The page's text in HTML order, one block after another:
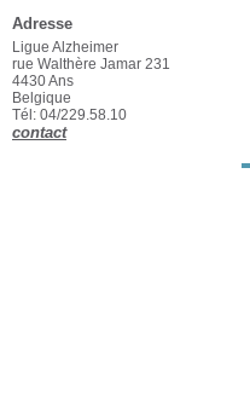
Adresse
Ligue Alzheimer
rue Walthère Jamar 231
4430 Ans
Belgique
Tél: 04/229.58.10
contact